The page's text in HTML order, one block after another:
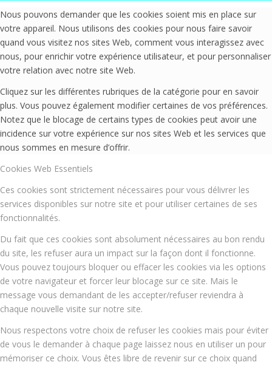
Nous pouvons demander que les cookies soient mis en place sur
votre appareil. Nous utilisons des cookies pour nous faire savoir
quand vous visitez nos sites Web, comment vous interagissez avec
nous, pour enrichir votre expérience utilisateur, et pour personnaliser
votre relation avec notre site Web.
Cliquez sur les différentes rubriques de la catégorie pour en savoir
plus. Vous pouvez également modifier certaines de vos préférences.
Notez que le blocage de certains types de cookies peut avoir une
incidence sur votre expérience sur nos sites Web et les services que
nous sommes en mesure d’offrir.
Cookies Web Essentiels
Ces cookies sont strictement nécessaires pour vous délivrer les
services disponibles sur notre site et pour utiliser certaines de ses
fonctionnalités.
Du fait que ces cookies sont absolument nécessaires au bon rendu
du site, les refuser aura un impact sur la façon dont il fonctionne.
Vous pouvez toujours bloquer ou effacer les cookies via les options
de votre navigateur et forcer leur blocage sur ce site. Mais le
message vous demandant de les accepter/refuser reviendra à
chaque nouvelle visite sur notre site.
Nous respectons votre choix de refuser les cookies mais pour éviter
de vous le demander à chaque page laissez nous en utiliser un pour
mémoriser ce choix. Vous êtes libre de revenir sur ce choix quand